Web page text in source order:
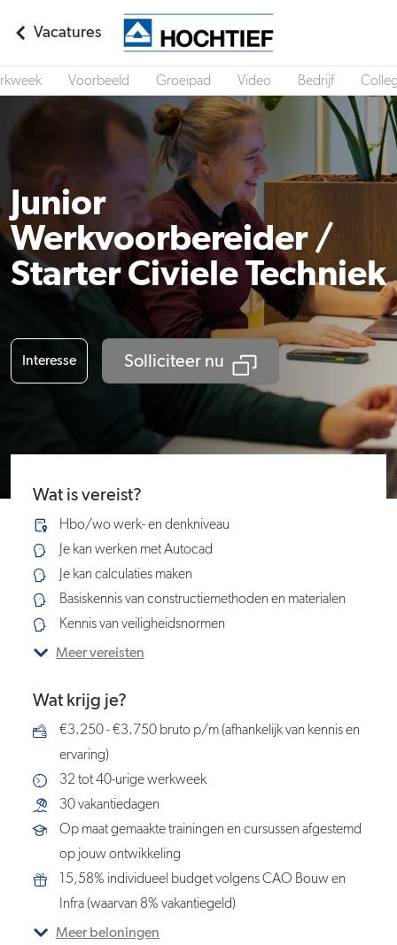
Vacatures
Voorbeeld Groeipad Video Bedrijf
Junior
Werkvoorbereider /
Starter Civiele Techniek
Interesse Solliciteer nu
Wat is vereist?
Hbo/wo werk- en denkniveau
Je kan werken met Autocad
Je kan calculaties maken
Basiskennis van constructiemethoden en materialen
Kennis van veiligheidsnormen
Meer vereisten
Wat krijg je?
€3.250 - €3.750 bruto p/m (afhankelijk van kennis en
ervaring)
32 tot 40-urige werkweek
30 vakantiedagen
Op maat gemaakte trainingen en cursussen afgestemd
op jouw ontwikkeling
15,58% individueel budget volgens CAO Bouw en
Infra (waarvan 8% vakantiegeld)
Meer beloningen